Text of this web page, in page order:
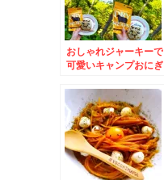
おしゃれジャーキーで
可愛いキャンプおにぎ
にとってます(￣▽
￣;)